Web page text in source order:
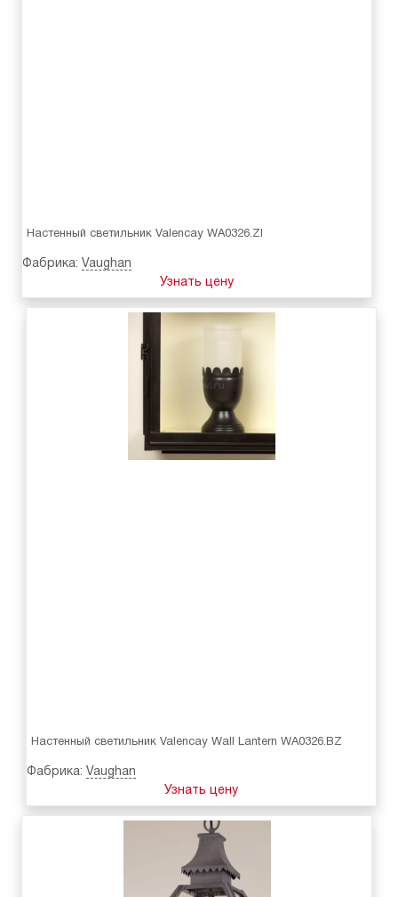
Настенный светильник Valencay WA0326.ZI
Фабрика: Vaughan
Узнать цену
Настенный светильник Valencay Wall Lantern WA0326.BZ
Фабрика: Vaughan
Узнать цену